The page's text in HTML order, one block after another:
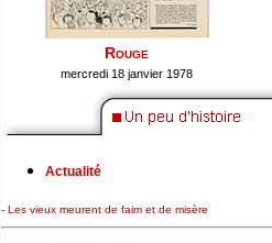
Rouge
mercredi 18 janvier 1978
Actualité
- Les vieux meurent de faim et de misère